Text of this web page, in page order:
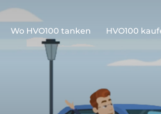
Wo HVO100 tanken HVO100